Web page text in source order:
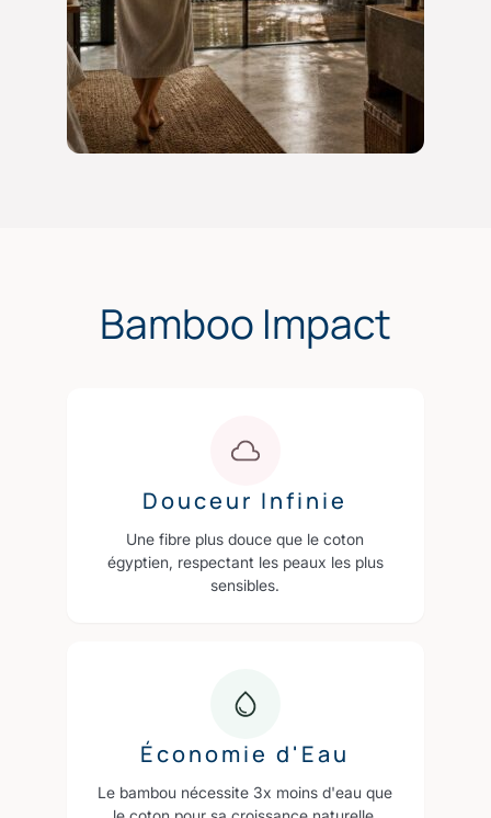
Bamboo Impact
Douceur Infinie
Une fibre plus douce que le coton
égyptien, respectant les peaux les plus
sensibles.
Économie d'Eau
Le bambou nécessite 3x moins d'eau que